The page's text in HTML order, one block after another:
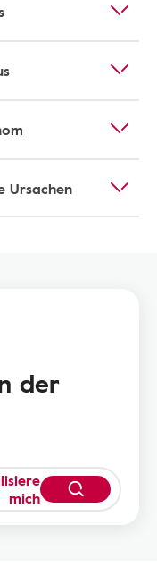
Ursachen
der
mich